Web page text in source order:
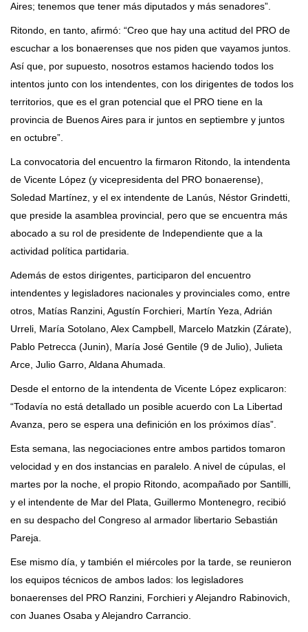
Aires; tenemos que tener más diputados y más senadores”.
Ritondo, en tanto, afirmó: “Creo que hay una actitud del PRO de
escuchar a los bonaerenses que nos piden que vayamos juntos.
Así que, por supuesto, nosotros estamos haciendo todos los
intentos junto con los intendentes, con los dirigentes de todos los
territorios, que es el gran potencial que el PRO tiene en la
provincia de Buenos Aires para ir juntos en septiembre y juntos
en octubre”.
La convocatoria del encuentro la firmaron Ritondo, la intendenta
de Vicente López (y vicepresidenta del PRO bonaerense),
Soledad Martínez, y el ex intendente de Lanús, Néstor Grindetti,
que preside la asamblea provincial, pero que se encuentra más
abocado a su rol de presidente de Independiente que a la
actividad política partidaria.
Además de estos dirigentes, participaron del encuentro
intendentes y legisladores nacionales y provinciales como, entre
otros, Matías Ranzini, Agustín Forchieri, Martín Yeza, Adrián
Urreli, María Sotolano, Alex Campbell, Marcelo Matzkin (Zárate),
Pablo Petrecca (Junin), María José Gentile (9 de Julio), Julieta
Arce, Julio Garro, Aldana Ahumada.
Desde el entorno de la intendenta de Vicente López explicaron:
“Todavía no está detallado un posible acuerdo con La Libertad
Avanza, pero se espera una definición en los próximos días”.
Esta semana, las negociaciones entre ambos partidos tomaron
velocidad y en dos instancias en paralelo. A nivel de cúpulas, el
martes por la noche, el propio Ritondo, acompañado por Santilli,
y el intendente de Mar del Plata, Guillermo Montenegro, recibió
en su despacho del Congreso al armador libertario Sebastián
Pareja.
Ese mismo día, y también el miércoles por la tarde, se reunieron
los equipos técnicos de ambos lados: los legisladores
bonaerenses del PRO Ranzini, Forchieri y Alejandro Rabinovich,
con Juanes Osaba y Alejandro Carrancio.